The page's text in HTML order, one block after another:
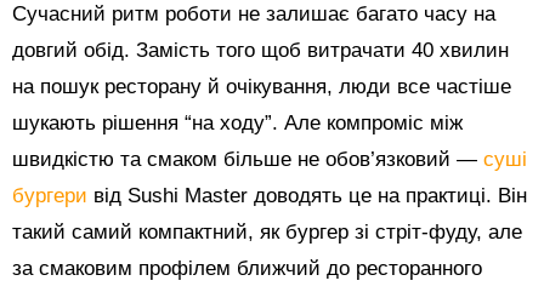
Сучасний ритм роботи не залишає багато часу на
довгий обід. Замість того щоб витрачати 40 хвилин
на пошук ресторану й очікування, люди все частіше
шукають рішення “на ходу”. Але компроміс між
швидкістю та смаком більше не обов’язковий — суші
бургери від Sushi Master доводять це на практиці. Він
такий самий компактний, як бургер зі стріт-фуду, але
за смаковим профілем ближчий до ресторанного